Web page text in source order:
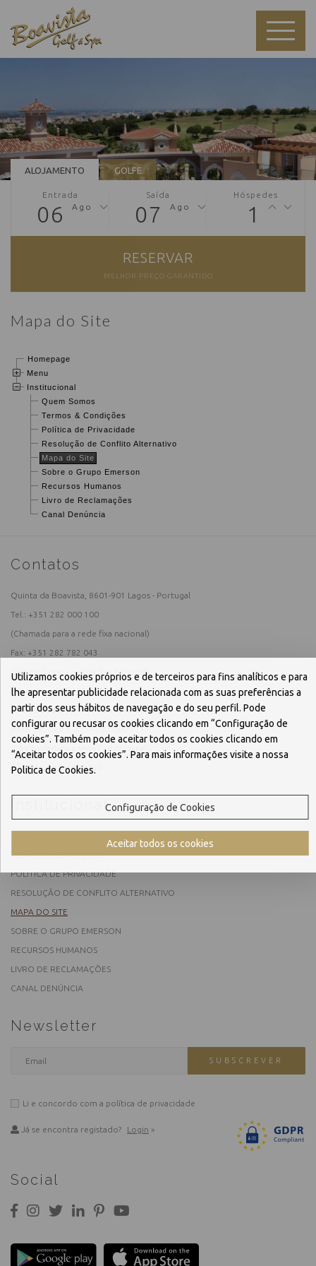
ALOJAMENTO GOLFE
Entrada
06 Ago
Saída
07 Ago
Hóspedes
1
RESERVAR
MELHOR PREÇO GARANTIDO
Mapa do Site
Homepage
Menu
Institucional
Quem Somos
Termos & Condições
Política de Privacidade
Resolução de Conflito Alternativo
Mapa do Site
Sobre o Grupo Emerson
Recursos Humanos
Livro de Reclamações
Canal Denúncia
Contatos
Quinta da Boavista, 8601-901 Lagos - Portugal
Tel.: +351 282 000 100
(Chamada para a rede fixa nacional)
Fax: +351 282 782 043
(Chamada para a rede fixa nacional)
Reservas:+351 282 095 510
(Chamada para a rede fixa nacional)
Reservas Golfe: +351 282 000 111
(Chamada para a rede fixa nacional)
info@boavistaresort.pt
Institucional
TERMOS & CONDIÇÕES
POLÍTICA DE PRIVACIDADE
RESOLUÇÃO DE CONFLITO ALTERNATIVO
MAPA DO SITE
SOBRE O GRUPO EMERSON
RECURSOS HUMANOS
LIVRO DE RECLAMAÇÕES
CANAL DENÚNCIA
Newsletter
SUBSCREVER
Li e concordo com a política de privacidade
Já se encontra registado? Login »
Social
Utilizamos cookies próprios e de terceiros para fins analíticos e para
lhe apresentar publicidade relacionada com as suas preferências a
partir dos seus hábitos de navegação e do seu perfil. Pode
configurar ou recusar os cookies clicando em “Configuração de
cookies”. Também pode aceitar todos os cookies clicando em
“Aceitar todos os cookies”. Para mais informações visite a nossa
Politica de Cookies.
Configuração de Cookies
Aceitar todos os cookies